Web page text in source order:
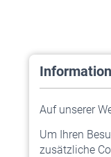
Auf unserer
Um Ihren
zusätzliche